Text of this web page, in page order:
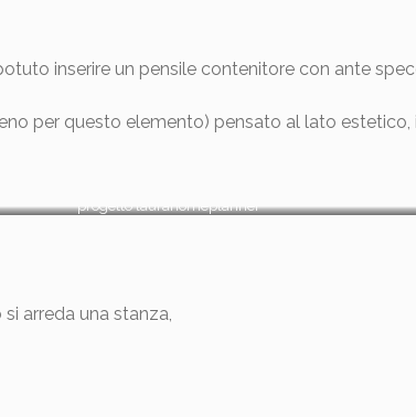
inserire un pensile contenitore con ante
per questo elemento) pensato al lato
progetto laurahomeplanner
arreda una stanza,